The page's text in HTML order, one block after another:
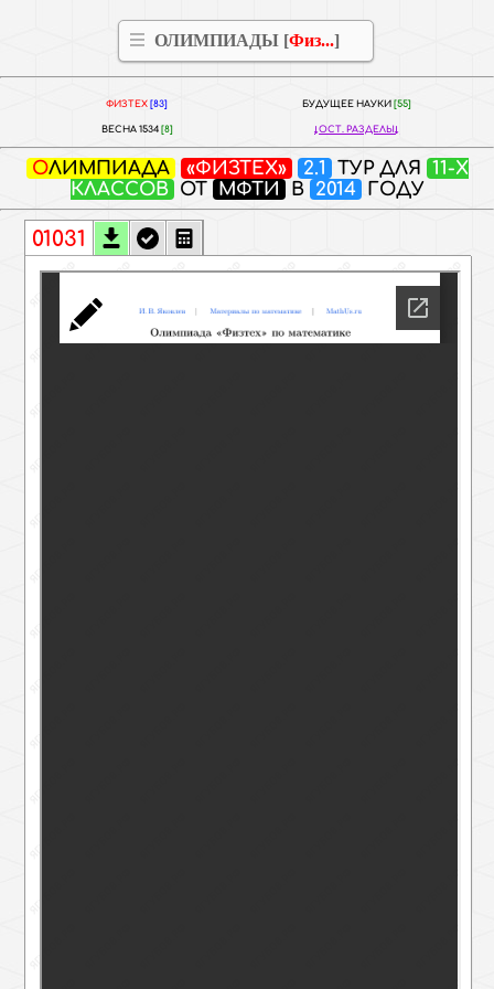
ОЛИМПИАДЫ [Физ...]
ФИЗТЕХ [83] БУДУЩЕЕ НАУКИ [55]
ВЕСНА 1534 [8] ОСТ. РАЗДЕЛЫ
ОЛИМПИАДА «ФИЗТЕХ» 2.1 ТУР ДЛЯ 11-Х
КЛАССОВ ОТ МФТИ В 2014 ГОДУ
01031